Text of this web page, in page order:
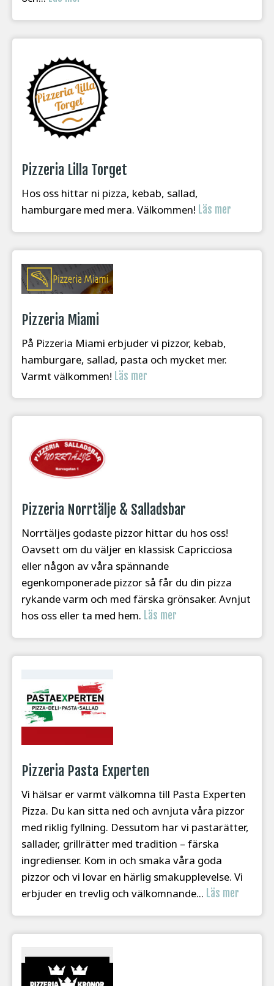
Pizzeria Lilla Torget
Hos oss hittar ni pizza, kebab, sallad,
hamburgare med mera. Välkommen! Läs mer
Pizzeria Miami
På Pizzeria Miami erbjuder vi pizzor, kebab,
hamburgare, sallad, pasta och mycket mer.
Varmt välkommen! Läs mer
Pizzeria Norrtälje & Salladsbar
Norrtäljes godaste pizzor hittar du hos oss!
Oavsett om du väljer en klassisk Capricciosa
eller någon av våra spännande
egenkomponerade pizzor så får du din pizza
rykande varm och med färska grönsaker. Avnjut
hos oss eller ta med hem. Läs mer
Pizzeria Pasta Experten
Vi hälsar er varmt välkomna till Pasta Experten
Pizza. Du kan sitta ned och avnjuta våra pizzor
med riklig fyllning. Dessutom har vi pastarätter,
sallader, grillrätter med tradition – färska
ingredienser. Kom in och smaka våra goda
pizzor och vi lovar en härlig smakupplevelse. Vi
erbjuder en trevlig och välkomnande... Läs mer